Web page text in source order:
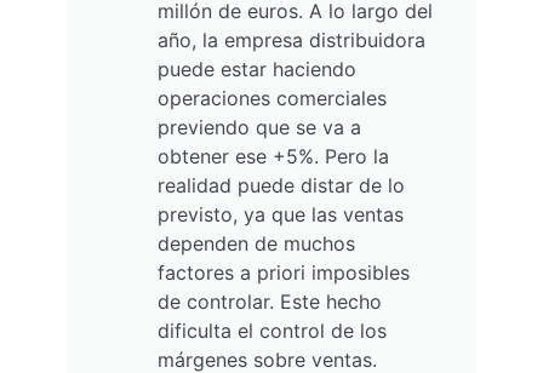
millón de euros. A lo largo del
año, la empresa distribuidora
puede estar haciendo
operaciones comerciales
previendo que se va a
obtener ese +5%. Pero la
realidad puede distar de lo
previsto, ya que las ventas
dependen de muchos
factores a priori imposibles
de controlar. Este hecho
dificulta el control de los
márgenes sobre ventas.